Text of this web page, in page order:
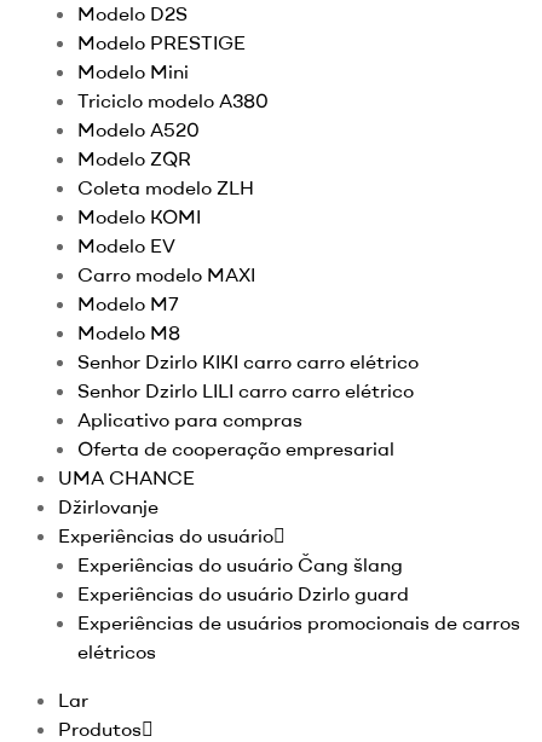
Modelo D2S
Modelo PRESTIGE
Modelo Mini
Triciclo modelo A380
Modelo A520
Modelo ZQR
Coleta modelo ZLH
Modelo KOMI
Modelo EV
Carro modelo MAXI
Modelo M7
Modelo M8
Senhor Dzirlo KIKI carro carro elétrico
Senhor Dzirlo LILI carro carro elétrico
Aplicativo para compras
Oferta de cooperação empresarial
UMA CHANCE
Džirlovanje
Experiências do usuário
Experiências do usuário Čang šlang
Experiências do usuário Dzirlo guard
Experiências de usuários promocionais de carros
elétricos
Lar
Produtos